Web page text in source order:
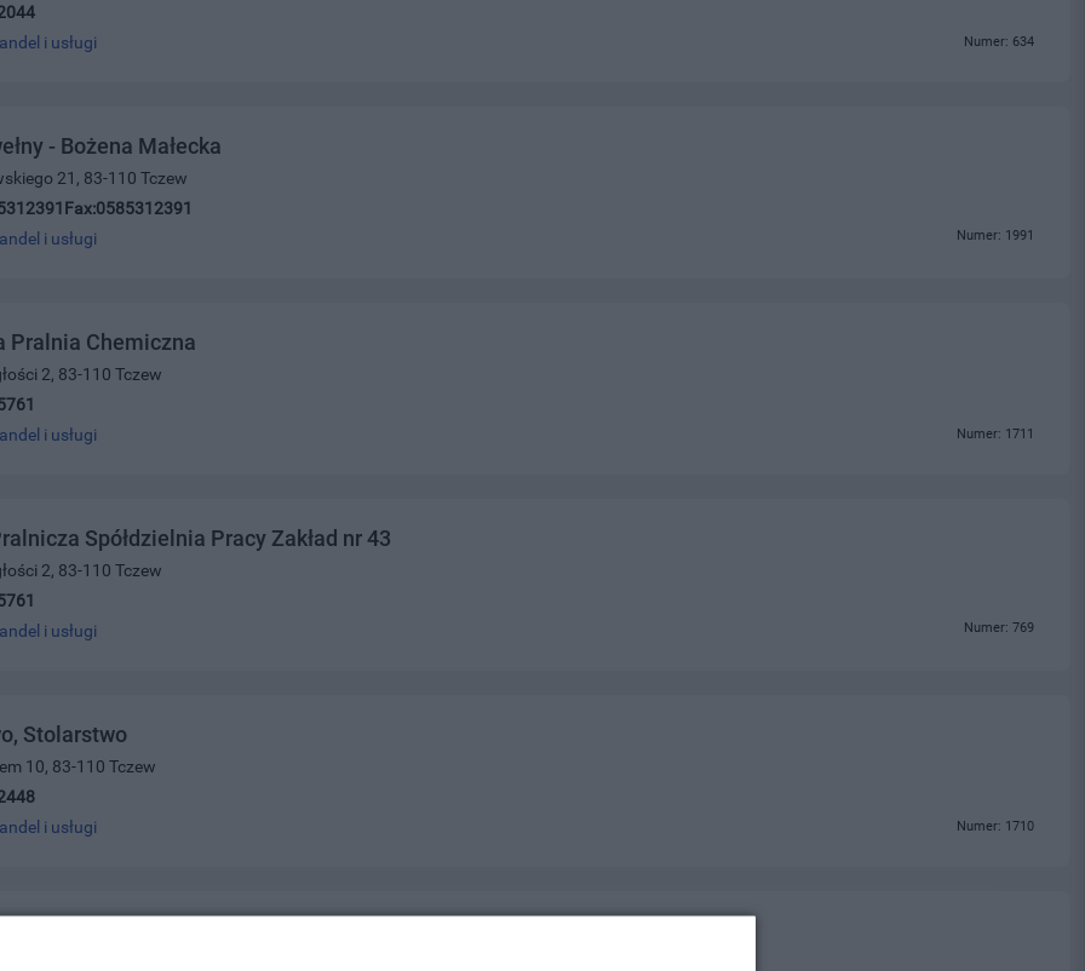
i usługi Numer: 634
- Bożena Małecka
21, 83-110 Tczew
i usługi Numer: 1991
Pralnia Chemiczna
2, 83-110 Tczew
i usługi Numer: 1711
Spółdzielnia Pracy Zakład nr 43
2, 83-110 Tczew
i usługi Numer: 769
Stolarstwo
10, 83-110 Tczew
i usługi Numer: 1710
80-299 Gdańsk